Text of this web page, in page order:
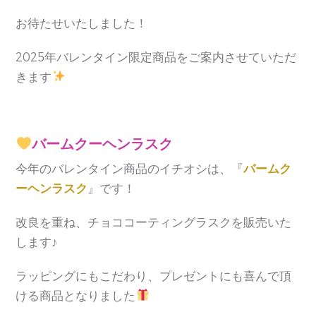
お待たせいたしました！
2025年バレンタイン限定商品をご案内させていただ
きます
バームクーヘンラスク
今年のバレンタイン商品のイチオシは、『バームク
ーヘンラスク』です！
改良を重ね、チョココーティングラスクを販売いた
します♪
ラッピングにもこだわり、プレゼントにも喜んで頂
ける商品となりました